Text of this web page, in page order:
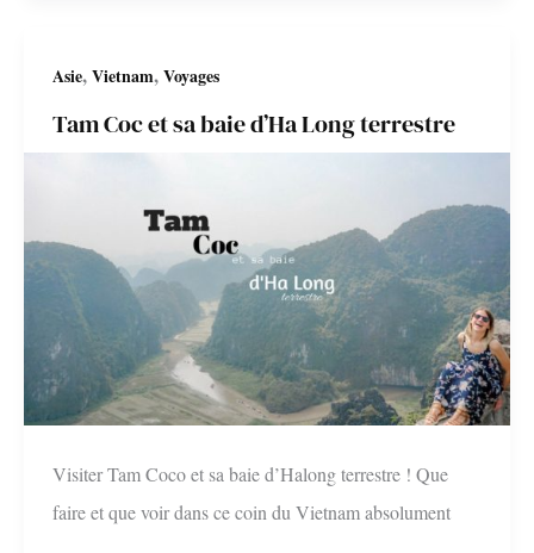
An
et
Asie,Vietnam,Voyages
Tam Coc et sa baie d’Ha Long terrestre
Visiter Tam Coco et sa baie d’Halong terrestre ! Que
faire et que voir dans ce coin du Vietnam absolument